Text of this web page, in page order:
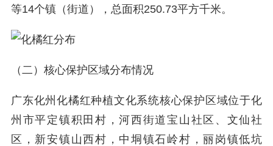
等14个镇（街道），总面积250.73平方千米。
（二）核心保护区域分布情况
广东化州化橘红种植文化系统核心保护区域位于化
州市平定镇积田村，河西街道宝山社区、文仙社
区，新安镇山西村，中垌镇石岭村，丽岗镇低坑